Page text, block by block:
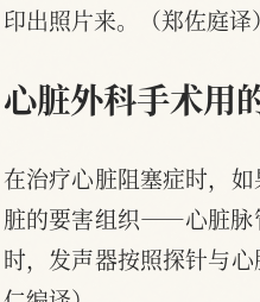
印出照片来。（郑佐庭译）
心脏外科手术用
在治疗心脏阻塞症时，
脏的要害组织——心脏脉
时，发声器按照探针与